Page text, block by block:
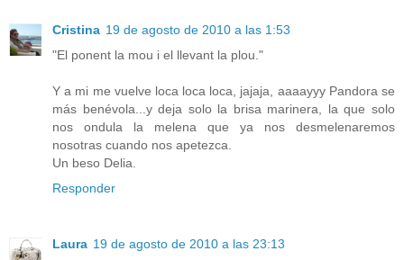
Cristina 19 de agosto de 2010 a las 1:53
"El ponent la mou i el llevant la plou."
Y a mi me vuelve loca loca loca, jajaja, aaaayyy Pandora se
más benévola...y deja solo la brisa marinera, la que solo
nos ondula la melena que ya nos desmelenaremos
nosotras cuando nos apetezca.
Un beso Delia.
Responder
Laura 19 de agosto de 2010 a las 23:13